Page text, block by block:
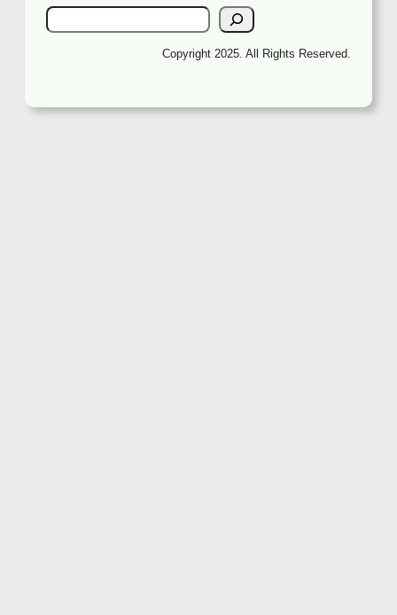
S
e
h
Copyright 2025. All Rights Reserved.